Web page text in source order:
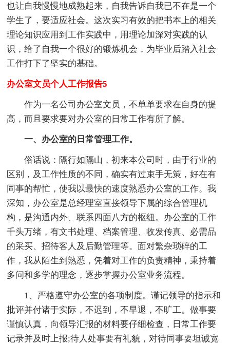
也让自我慢慢地成熟起来，自我告诉自我已不在是一个
学生了，要适应社会。这次实习有效的把书本上的相关
理论知识应用到工作实践中，用理论加深对实践的认
识，给了自我一个很好的锻炼机会，为毕业后踏入社会
工作打下了坚实的基础。
办公室文员个人工作报告5
作为一名公司办公室文员，不单单要求在自身的提
高，而且要求要对办公室的日常工作有所了解。
一、办公室的日常管理工作。
俗话说：隔行如隔山，初来本公司时，由于行业的
区别，及工作性质的不同，确实有过束手无策，好在有
同事的帮忙，使我以最快的速度熟悉办公室的工作。我
深知，办公室是总经理室直接领导下属的综合管理机
构，是沟通内外、联系四面八方的枢纽。办公室的工作
千头万绪，有文书处理、档案管理、收发传真、必需品
的采买、招待客人及后勤管理等。面对繁杂琐碎的工
作，我从陌生到熟悉，凭着对工作的负责精神，秉持着
多问和多学的理念，逐步掌握办公室业务流程。
1、严格遵守办公室的各项制度。谨记领导的指示和
批评并付诸于实际，不迟到，不早退，不旷工。做事要
谨慎认真，向领导汇报的材料要仔细检查，日常工作要
记录并及时上报;待人处事要有礼貌，对待同事要坦诚宽